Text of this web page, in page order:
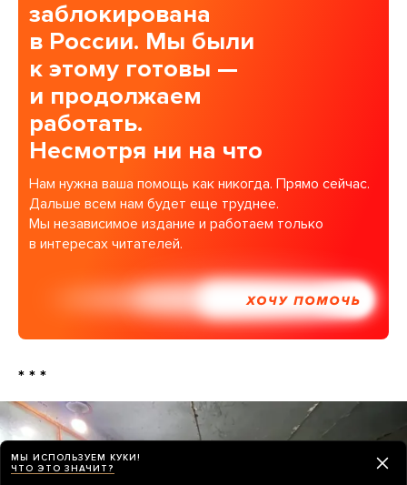
заблокирована
в России. Мы были
к этому готовы —
и продолжаем
работать.
Несмотря ни на что
Нам нужна ваша помощь как никогда. Прямо сейчас.
Дальше всем нам будет еще труднее.
Мы независимое издание и работаем только
в интересах читателей.
ХОЧУ ПОМОЧЬ
* * *
МЫ ИСПОЛЬЗУЕМ КУКИ!
ЧТО ЭТО ЗНАЧИТ?